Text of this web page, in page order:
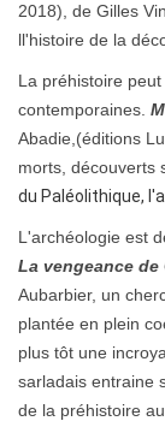
2018), de Gilles
ll'histoire de la
La préhistoire
contemporaines.
Abadie,(éditions
morts, découverts
du Paléolithique,
L'archéologie est
La vengeance de
Aubarbier, un
plantée en plein
plus tôt une
sarladais entraine
de la préhistoire